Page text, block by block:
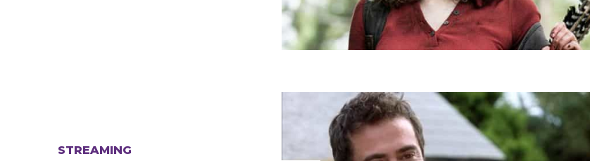
STREAMING